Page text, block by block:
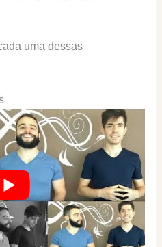
uma dessas